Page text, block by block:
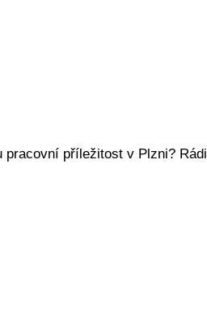
pracovní příležitost v Plzni? Rádi